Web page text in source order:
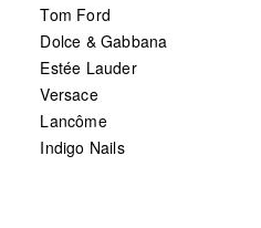
Tom Ford
Dolce & Gabbana
Estée Lauder
Versace
Lancôme
Indigo Nails